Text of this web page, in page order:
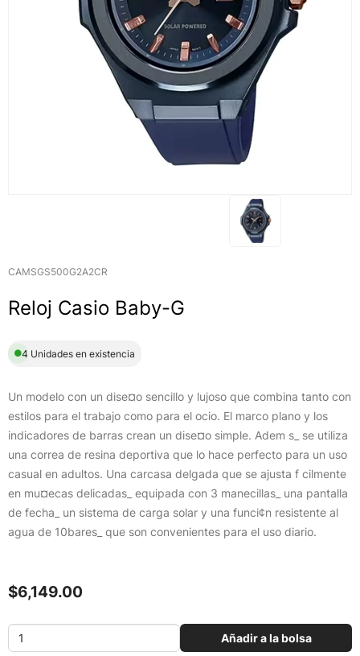
CAMSGS500G2A2CR
Reloj Casio Baby-G
4 Unidades en existencia
Un modelo con un dise¤o sencillo y lujoso que combina tanto con
estilos para el trabajo como para el ocio. El marco plano y los
indicadores de barras crean un dise¤o simple. Adem s_ se utiliza
una correa de resina deportiva que lo hace perfecto para un uso
casual en adultos. Una carcasa delgada que se ajusta f cilmente
en mu¤ecas delicadas_ equipada con 3 manecillas_ una pantalla
de fecha_ un sistema de carga solar y una funci¢n resistente al
agua de 10bares_ que son convenientes para el uso diario.
$6,149.00
Añadir a la bolsa